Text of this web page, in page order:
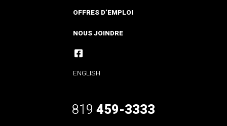
OFFRES D’EMPLOI
NOUS JOINDRE
ENGLISH
819 459-3333